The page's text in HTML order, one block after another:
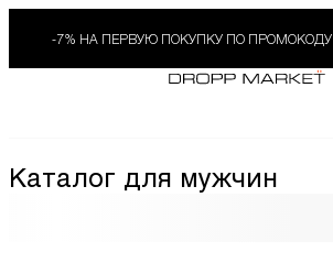
-7% НА ПЕРВУЮ ПОКУПКУ ПО ПРОМОКОДУ
Каталог для мужчин